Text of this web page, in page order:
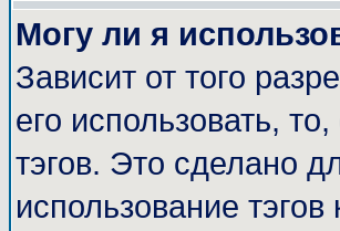
Могу ли я
Зависит от того
его использовать,
тэгов. Это сделано
использование